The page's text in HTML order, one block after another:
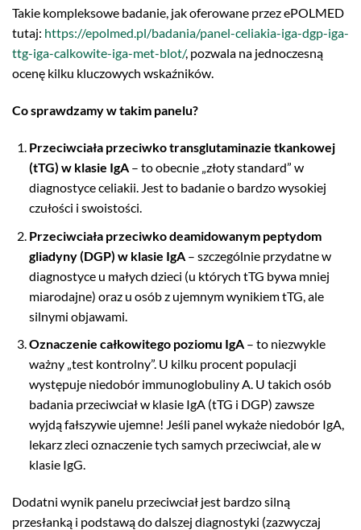
Takie kompleksowe badanie, jak oferowane przez ePOLMED
tutaj: https://epolmed.pl/badania/panel-celiakia-iga-dgp-iga-
ttg-iga-calkowite-iga-met-blot/, pozwala na jednoczesną
ocenę kilku kluczowych wskaźników.
Co sprawdzamy w takim panelu?
Przeciwciała przeciwko transglutaminazie tkankowej
(tTG) w klasie IgA– to obecnie „złoty standard” w
diagnostyce celiakii. Jest to badanie o bardzo wysokiej
czułości i swoistości.
Przeciwciała przeciwko deamidowanym peptydom
gliadyny (DGP) w klasie IgA– szczególnie przydatne w
diagnostyce u małych dzieci (u których tTG bywa mniej
miarodajne) oraz u osób z ujemnym wynikiem tTG, ale
silnymi objawami.
Oznaczenie całkowitego poziomu IgA– to niezwykle
ważny „test kontrolny”. U kilku procent populacji
występuje niedobór immunoglobuliny A. U takich osób
badania przeciwciał w klasie IgA (tTG i DGP) zawsze
wyjdą fałszywie ujemne! Jeśli panel wykaże niedobór IgA,
lekarz zleci oznaczenie tych samych przeciwciał, ale w
klasie IgG.
Dodatni wynik panelu przeciwciał jest bardzo silną
przesłanką i podstawą do dalszej diagnostyki (zazwyczaj